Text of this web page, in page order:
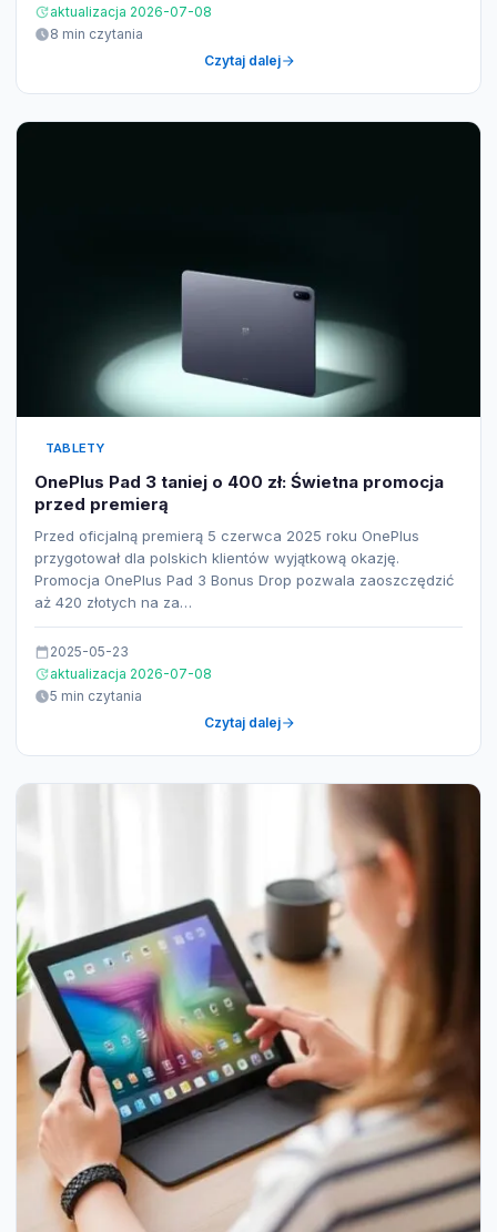
aktualizacja 2026-07-08
8 min czytania
Czytaj dalej
TABLETY
OnePlus Pad 3 taniej o 400 zł: Świetna promocja
przed premierą
Przed oficjalną premierą 5 czerwca 2025 roku OnePlus
przygotował dla polskich klientów wyjątkową okazję.
Promocja OnePlus Pad 3 Bonus Drop pozwala zaoszczędzić
aż 420 złotych na za…
2025-05-23
aktualizacja 2026-07-08
5 min czytania
Czytaj dalej